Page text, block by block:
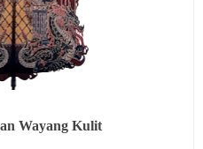
Wayang Kulit